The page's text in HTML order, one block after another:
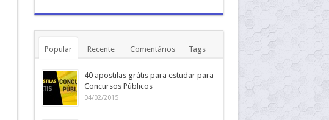
Popular Recente Comentários Tags
40 apostilas grátis para estudar para
Concursos Públicos
04/02/2015